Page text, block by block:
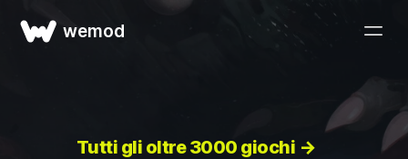
wemod
Tutti gli oltre 3000 giochi →